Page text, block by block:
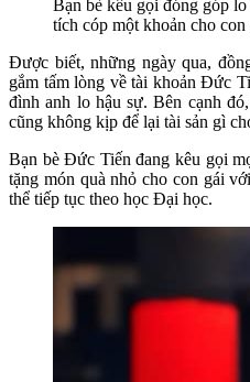
Bạn bè kêu gọi đóng góp
tích cóp một khoản cho
Được biết, những ngày qua,
gắm tấm lòng về tài khoản Đức
đình anh lo hậu sự. Bên cạnh
cũng không kịp để lại tài sản gì
Bạn bè Đức Tiến đang kêu gọi
tặng món quà nhỏ cho con gái
thể tiếp tục theo học Đại học.